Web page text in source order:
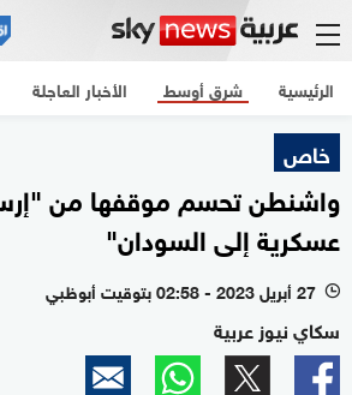
الرئيسية الأخبار العاجلة شرق أوسط
خاص
واشنطن تحسم موقفها من
عسكرية إلى السودان"
l 27 أبريل 2023 - 02:58 بتوقيت أبوظبي
سكاي نيوز عربية